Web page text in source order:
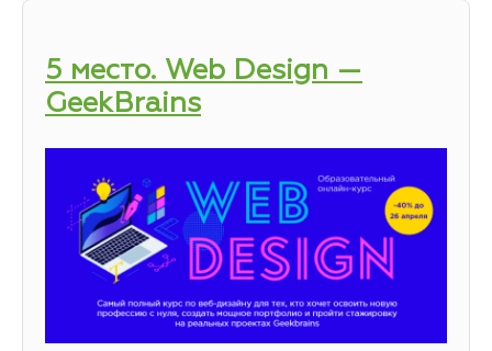
5 место. Web Design —
GeekBrains